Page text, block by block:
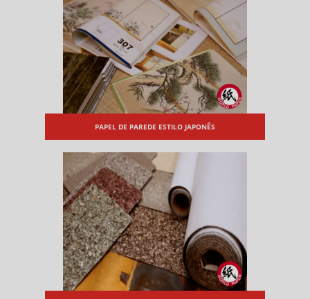
PAPEL DE PAREDE ESTILO JAPONÊS